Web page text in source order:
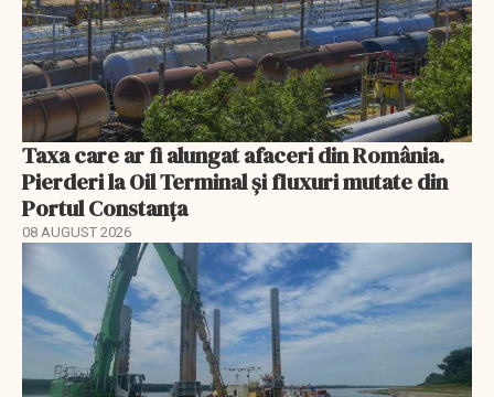
Taxa care ar fi alungat afaceri din România.
Pierderi la Oil Terminal și fluxuri mutate din
Portul Constanța
08 AUGUST 2026